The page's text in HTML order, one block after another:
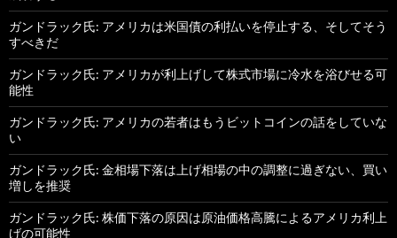
ガンドラック氏: アメリカは米国債の利払いを停止する、そしてそう
すべきだ
ガンドラック氏: アメリカが利上げして株式市場に冷水を浴びせる可
能性
ガンドラック氏: アメリカの若者はもうビットコインの話をしていな
い
ガンドラック氏: 金相場下落は上げ相場の中の調整に過ぎない、買い
増しを推奨
ガンドラック氏: 株価下落の原因は原油価格高騰によるアメリカ利上
げの可能性